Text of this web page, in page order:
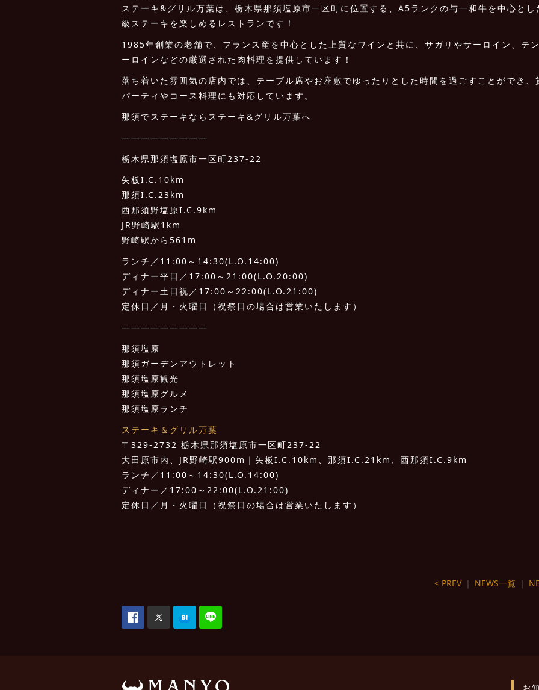
ステーキ&グリル万葉は、栃木県那須塩原市一区町に位置する、A5ランクの与一和牛を中心とし
級ステーキを楽しめるレストランです！
1985年創業の老舗で、フランス産を中心とした上質なワインと共に、サガリやサーロイン、テ
ーロインなどの厳選された肉料理を提供しています！
落ち着いた雰囲気の店内では、テーブル席やお座敷でゆったりとした時間を過ごすことができ、
パーティやコース料理にも対応しています。
那須でステーキならステーキ&グリル万葉へ
—————————
栃木県那須塩原市一区町237-22
矢板I.C.10km
那須I.C.23km
西那須野塩原I.C.9km
JR野崎駅1km
野崎駅から561m
ランチ／11:00～14:30(L.O.14:00)
ディナー平日／17:00～21:00(L.O.20:00)
ディナー土日祝／17:00～22:00(L.O.21:00)
定休日／月・火曜日（祝祭日の場合は営業いたします）
—————————
那須塩原
那須ガーデンアウトレット
那須塩原観光
那須塩原グルメ
那須塩原ランチ
ステーキ＆グリル万葉
〒329-2732 栃木県那須塩原市一区町237-22
大田原市内、JR野崎駅900m｜矢板I.C.10km、那須I.C.21km、西那須I.C.9km
ランチ／11:00～14:30(L.O.14:00)
ディナー／17:00～22:00(L.O.21:00)
定休日／月・火曜日（祝祭日の場合は営業いたします）
< PREV｜ NEWS一覧 ｜
お